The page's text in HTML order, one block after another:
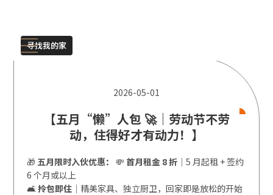
寻找我的家
2026-05-01
【五月“懒”人包 🚀｜劳动节不劳
动，住得好才有动力！】
🎁 五月限时入伙优惠： 💸 首月租金 8 折｜5 月起租 + 签约
6 个月或以上
🛋️拎包即住｜精美家具、独立厨卫，回家即是放松的开始